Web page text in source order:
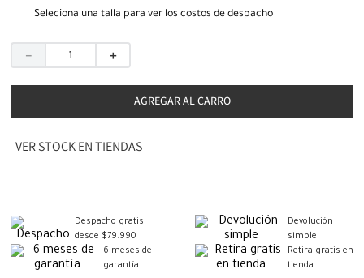
Seleciona una talla para ver los costos de despacho
＋
－
AGREGAR AL CARRO
VER STOCK EN TIENDAS
Despacho gratis
desde $79.990
Devolución
simple
6 meses de
garantía
Retira gratis en
tienda